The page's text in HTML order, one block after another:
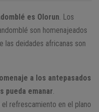
es Olorun . Los
son homenajeados
las deidades africanas son
a los antepasados
pueda emanar
refrescamiento en el plano